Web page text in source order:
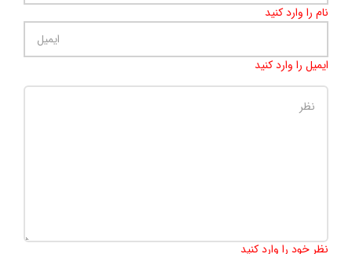
نام را وارد کنید
ایمیل را وارد کنید
نظر خود را وارد کنید